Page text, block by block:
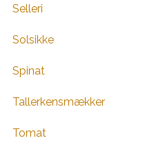
Selleri
Solsikke
Spinat
Tallerkensmækker
Tomat